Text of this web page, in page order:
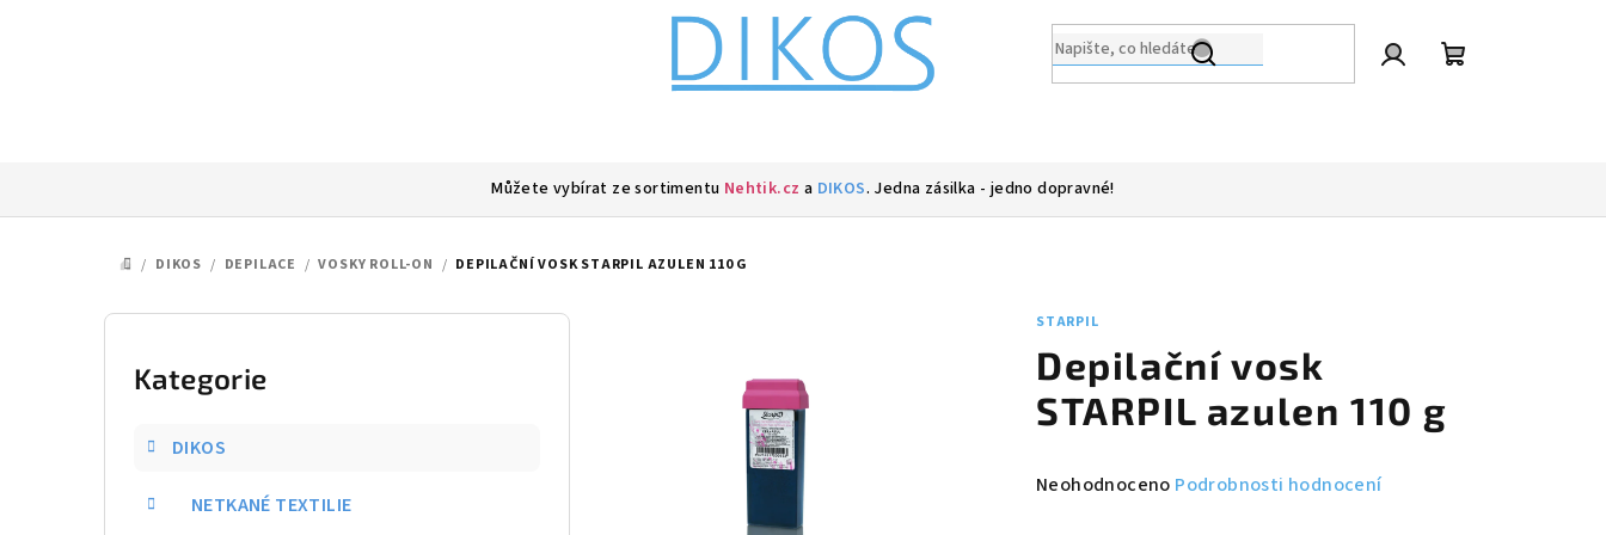
Můžete vybírat ze sortimentu Nehtik.cz a DIKOS. Jedna zásilka - jedno dopravné!
DOMŮ
/ DIKOS / DEPILACE / VOSKY ROLL-ON / DEPILAČNÍ VOSK STARPIL AZULEN 110 G
P
Přeskočit
kategorie
Kategorie
DIKOS
NETKANÉ TEXTILIE
STARPIL
Depilační vosk
STARPIL azulen 110 g
Průměrné
Neohodnoceno Podrobnosti hodnocení